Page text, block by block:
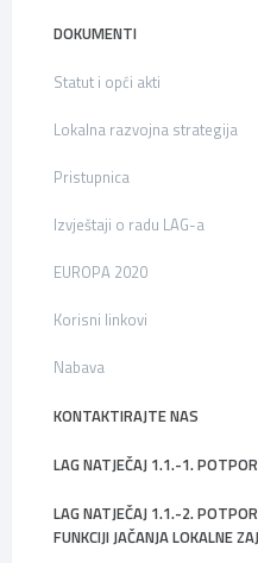
DOKUMENTI
Statut i opći akti
Lokalna razvojna strategija
Pristupnica
Izvještaji o radu LAG-a
EUROPA 2020
Korisni linkovi
Nabava
KONTAKTIRAJTE NAS
LAG NATJEČAJ 1.1.-1.
LAG NATJEČAJ 1.1.-2.
FUNKCIJI JAČANJA LOKALNE